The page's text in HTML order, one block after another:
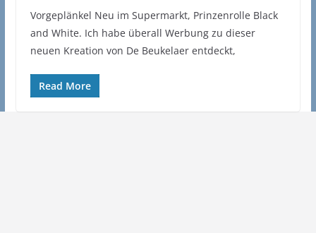
Vorgeplänkel Neu im Supermarkt, Prinzenrolle Black
and White. Ich habe überall Werbung zu dieser
neuen Kreation von De Beukelaer entdeckt,
Read More